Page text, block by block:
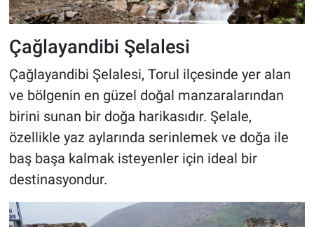
Çağlayandibi Şelalesi
Çağlayandibi Şelalesi, Torul ilçesinde yer alan
ve bölgenin en güzel doğal manzaralarından
birini sunan bir doğa harikasıdır. Şelale,
özellikle yaz aylarında serinlemek ve doğa ile
baş başa kalmak isteyenler için ideal bir
destinasyondur.